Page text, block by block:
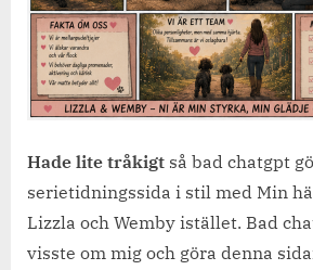
Hade lite tråkigt så bad chatgpt
serietidningssida i stil med Min
Lizzla och Wemby istället. Bad
visste om mig och göra denna